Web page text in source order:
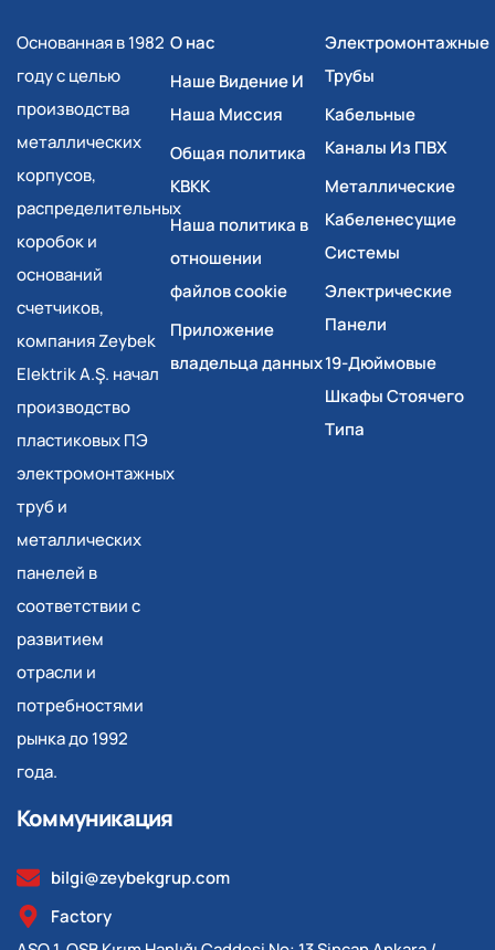
Основанная в 1982
году с целью
производства
металлических
корпусов,
распределительных
коробок и
оснований
счетчиков,
компания Zeybek
Elektrik A.Ş. начал
производство
пластиковых ПЭ
электромонтажных
труб и
металлических
панелей в
соответствии с
развитием
отрасли и
потребностями
рынка до 1992
года.
О нас
Наше Видение И
Наша Миссия
Общая политика
КВКК
Наша политика в
отношении
файлов cookie
Приложение
владельца данных
Электромонтажные
Трубы
Кабельные
Каналы Из ПВХ
Металлические
Кабеленесущие
Системы
Электрические
Панели
19-Дюймовые
Шкафы Стоячего
Типа
Коммуникация
bilgi@zeybekgrup.com
Factory